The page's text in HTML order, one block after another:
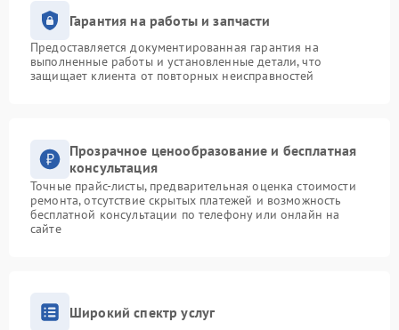
Гарантия на работы и запчасти
Предоставляется документированная гарантия на
выполненные работы и установленные детали, что
защищает клиента от повторных неисправностей
Прозрачное ценообразование и бесплатная
консультация
Точные прайс-листы, предварительная оценка стоимости
ремонта, отсутствие скрытых платежей и возможность
бесплатной консультации по телефону или онлайн на
сайте
Широкий спектр услуг